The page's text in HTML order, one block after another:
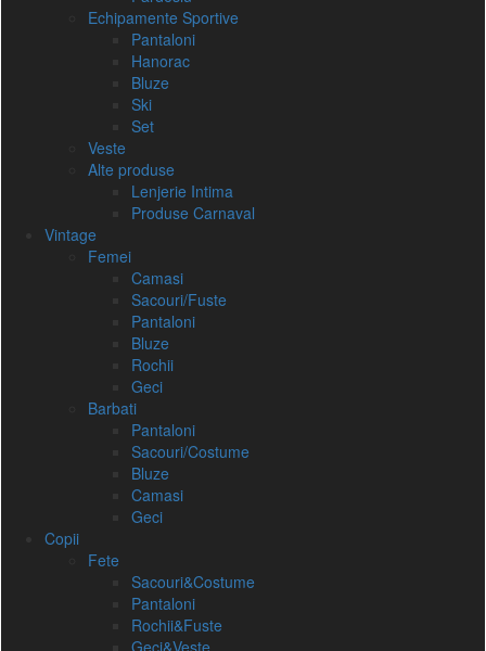
Echipamente Sportive
Pantaloni
Hanorac
Bluze
Ski
Set
Veste
Alte produse
Lenjerie Intima
Produse Carnaval
Vintage
Femei
Camasi
Sacouri/Fuste
Pantaloni
Bluze
Rochii
Geci
Barbati
Pantaloni
Sacouri/Costume
Bluze
Camasi
Geci
Copii
Fete
Sacouri&Costume
Pantaloni
Rochii&Fuste
Geci&Veste